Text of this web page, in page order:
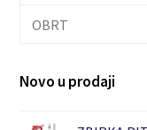
OBRT
Novo u prodaji